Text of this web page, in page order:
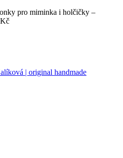
pro miminka i holčičky –